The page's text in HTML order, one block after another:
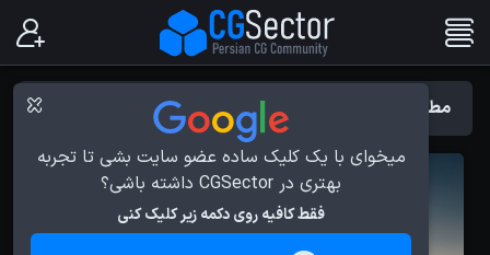
میخوای با یک کلیک ساده عضو سایت بشی تا تجربه
بهتری در CGSector داشته باشی؟
فقط کافیه روی دکمه زیر کلیک کنی
مطالب با برچسب : Architecture